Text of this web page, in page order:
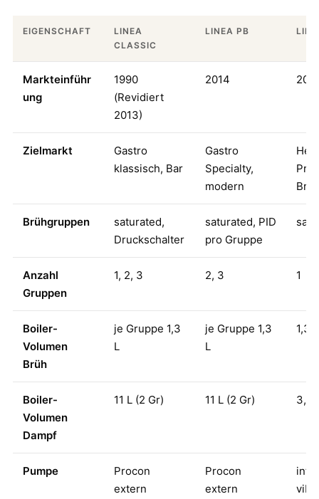
EIGENSCHAFT
LINEA
CLASSIC
LINEA PB
Markteinführ
ung
1990
(Revidiert
2013)
2014
Zielmarkt
Gastro
klassisch, Bar
Gastro
Specialty,
modern
Brühgruppen
saturated,
Druckschalter
saturated, PID
pro Gruppe
Anzahl
Gruppen
1, 2, 3 2, 3 1
Boiler-
Volumen
Brüh
je Gruppe 1,3
L
je Gruppe 1,3
L
1,3 L
Boiler-
Volumen
Dampf
11 L (2 Gr) 11 L (2 Gr) 3,5
Pumpe
Procon
extern
Procon
extern